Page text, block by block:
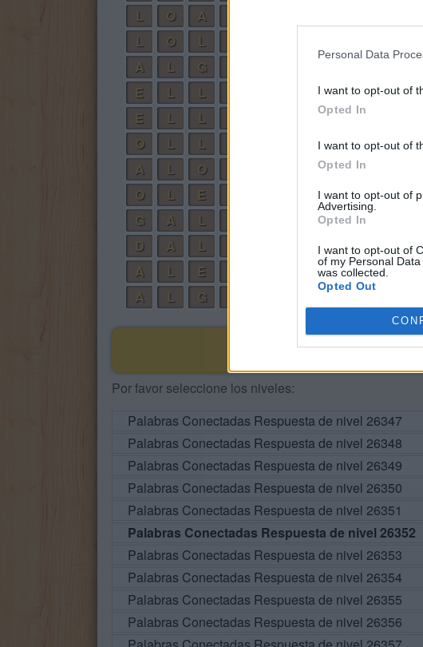
Personal Data
I want to opt-out of
Opted In
I want to opt-out of
Opted In
I want to opt-out of
Advertising.
Opted In
I want to opt-out of
of my Personal
was collected.
Opted Out
L
O A
L
O L
A
L G
E
L L
E
L L
O
L L
A
L O
O
L E
G
A L
D
A L
A
L E
A
L G
Por favor seleccione los niveles:
Palabras Conectadas Respuesta de nivel 26347
Palabras Conectadas Respuesta de nivel 26348
Palabras Conectadas Respuesta de nivel 26349
Palabras Conectadas Respuesta de nivel 26350
Palabras Conectadas Respuesta de nivel 26351
Palabras Conectadas Respuesta de nivel 26352
Palabras Conectadas Respuesta de nivel 26353
Palabras Conectadas Respuesta de nivel 26354
Palabras Conectadas Respuesta de nivel 26355
Palabras Conectadas Respuesta de nivel 26356